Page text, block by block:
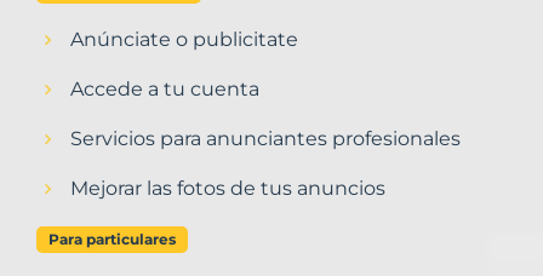
Anúnciate o publicitate
Accede a tu cuenta
Servicios para anunciantes profesionales
Mejorar las fotos de tus anuncios
Para particulares